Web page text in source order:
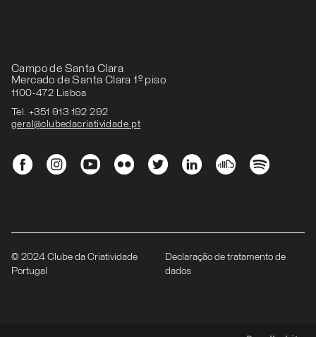
Campo de Santa Clara
Mercado de Santa Clara 1º piso
1100-472 Lisboa
Tel. +351 913 192 292
geral@clubedacriatividade.pt
© 2024 Clube da Criatividade
Portugal
Declaração de tratamento de
dados